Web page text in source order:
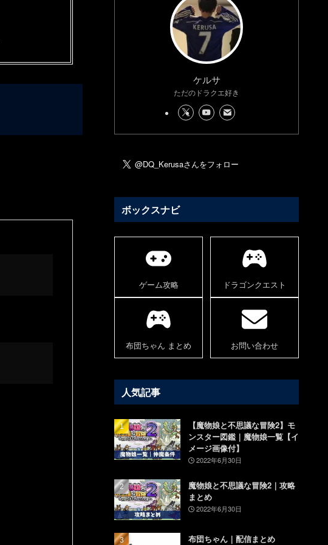
ケルサ
ただのドラクエ好き
ボックスナビ
ゲーム攻略 ドラゴンクエスト
布団ちゃん まとめ お問い合わせ
人気記事
【魔物娘と不思議な冒険2】モ
ンスター図鑑｜魔物娘一覧【イ
メージ画像付】
2022年6月30日
魔物娘と不思議な冒険2｜攻略
まとめ
2022年6月30日
布団ちゃん｜配信まとめ